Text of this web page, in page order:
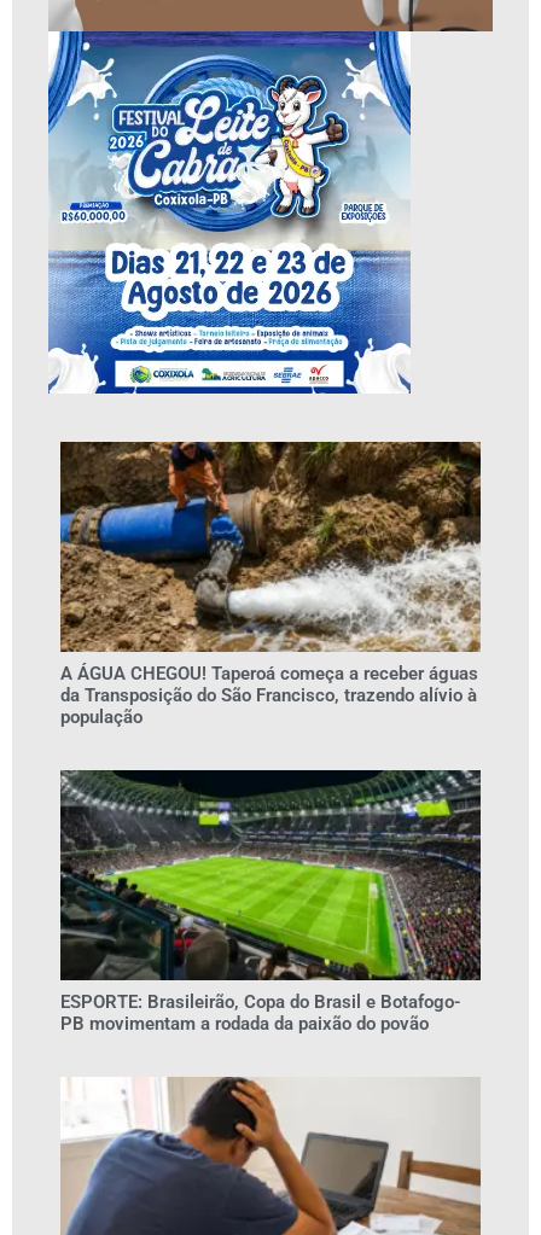
A ÁGUA CHEGOU! Taperoá começa a receber águas
da Transposição do São Francisco, trazendo alívio à
população
ESPORTE: Brasileirão, Copa do Brasil e Botafogo-
PB movimentam a rodada da paixão do povão